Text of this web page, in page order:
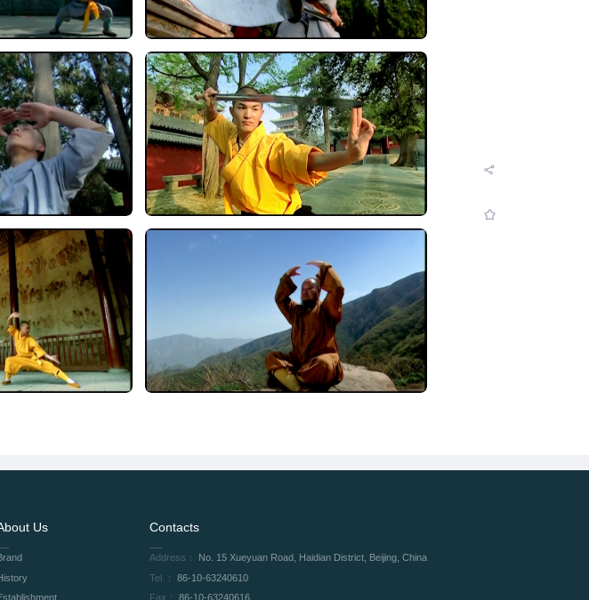
Us Contacts
Address：
No. 15 Xueyuan Road, Haidian District, Beijing, China
Tel.：
86-10-63240610
Fax：
86-10-63240616